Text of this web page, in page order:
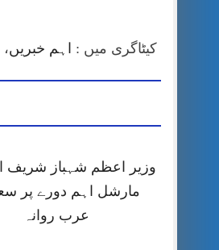
کیٹاگری میں : اہم خبریں،
وزیر اعظم شہباز شریف
مارشل اہم دورے پر
عرب روانہ